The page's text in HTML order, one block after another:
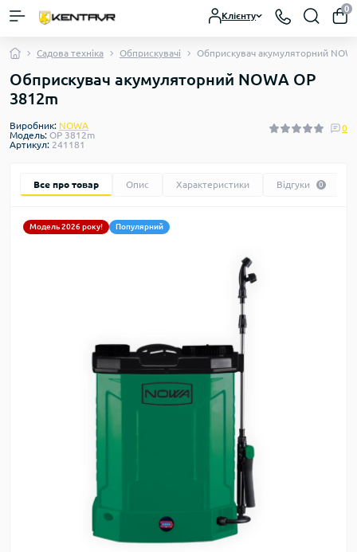
Клієнту
0
Садова техніка Обприскувачі Обприскувач акумуляторний
Обприскувач акумуляторний NOWA OP
3812m
Виробник: NOWA
Модель: OP 3812m
Артикул: 241181
0
Все про товар Опис Характеристики Відгуки 0
Модель 2026 року! Популярний